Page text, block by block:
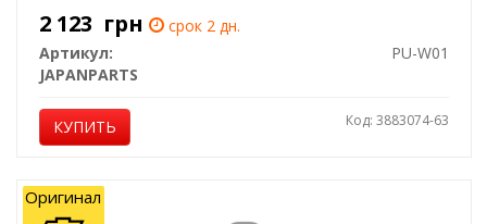
2 123 грн
срок 2 дн.
Артикул:
PU-W01
JAPANPARTS
КУПИТЬ Код: 3883074-63
Оригинал